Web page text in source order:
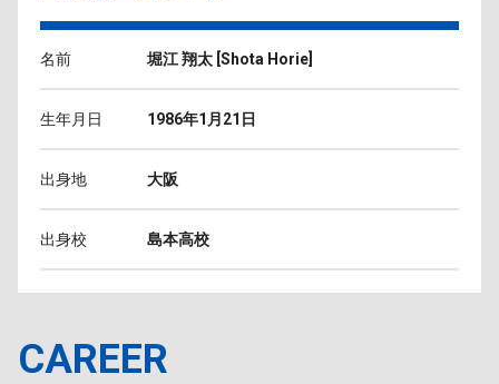
名前 堀江 翔太 Shota Horie
生年月日 1986年1月21日
出身地 大阪
出身校 島本高校
CAREER